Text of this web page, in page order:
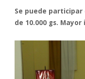
Se puede
de 10.000 gs.